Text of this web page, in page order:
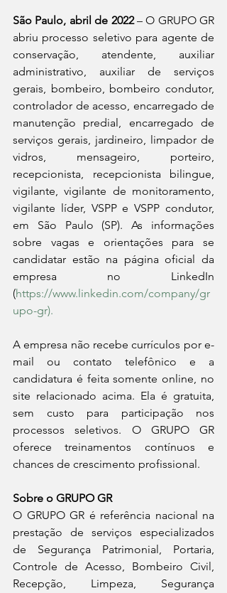
São Paulo, abril de 2022 – O GRUPO GR
abriu processo seletivo para agente de
conservação, atendente, auxiliar
administrativo, auxiliar de serviços
gerais, bombeiro, bombeiro condutor,
controlador de acesso, encarregado de
manutenção predial, encarregado de
serviços gerais, jardineiro, limpador de
vidros, mensageiro, porteiro,
recepcionista, recepcionista bilingue,
vigilante, vigilante de monitoramento,
vigilante líder, VSPP e VSPP condutor,
em São Paulo (SP). As informações
sobre vagas e orientações para se
candidatar estão na página oficial da
empresa no LinkedIn
(https://www.linkedin.com/company/gr
upo-gr).
A empresa não recebe currículos por e-
mail ou contato telefônico e a
candidatura é feita somente online, no
site relacionado acima. Ela é gratuita,
sem custo para participação nos
processos seletivos. O GRUPO GR
oferece treinamentos contínuos e
chances de crescimento profissional.
Sobre o GRUPO GR
O GRUPO GR é referência nacional na
prestação de serviços especializados
de Segurança Patrimonial, Portaria,
Controle de Acesso, Bombeiro Civil,
Recepção, Limpeza, Segurança